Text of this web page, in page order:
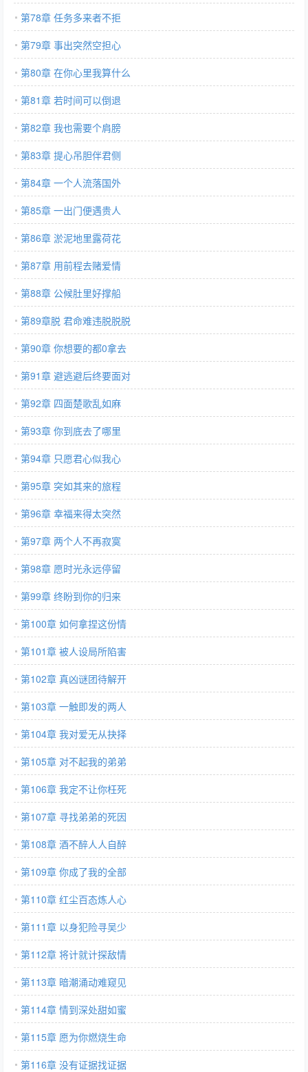
第78章 任务多来者不拒
第79章 事出突然空担心
第80章 在你心里我算什么
第81章 若时间可以倒退
第82章 我也需要个肩膀
第83章 提心吊胆伴君侧
第84章 一个人流落国外
第85章 一出门便遇贵人
第86章 淤泥地里露荷花
第87章 用前程去赌爱情
第88章 公候肚里好撑船
第89章脱 君命难违脱脱脱
第90章 你想要的都0拿去
第91章 避逃避后终要面对
第92章 四面楚歌乱如麻
第93章 你到底去了哪里
第94章 只愿君心似我心
第95章 突如其来的旅程
第96章 幸福来得太突然
第97章 两个人不再寂寞
第98章 愿时光永远停留
第99章 终盼到你的归来
第100章 如何拿捏这份情
第101章 被人设局所陷害
第102章 真凶谜团待解开
第103章 一触即发的两人
第104章 我对爱无从抉择
第105章 对不起我的弟弟
第106章 我定不让你枉死
第107章 寻找弟弟的死因
第108章 酒不醉人人自醉
第109章 你成了我的全部
第110章 红尘百态炼人心
第111章 以身犯险寻吴少
第112章 将计就计探敌情
第113章 暗潮涌动难窥见
第114章 情到深处甜如蜜
第115章 愿为你燃烧生命
第116章 没有证据找证据